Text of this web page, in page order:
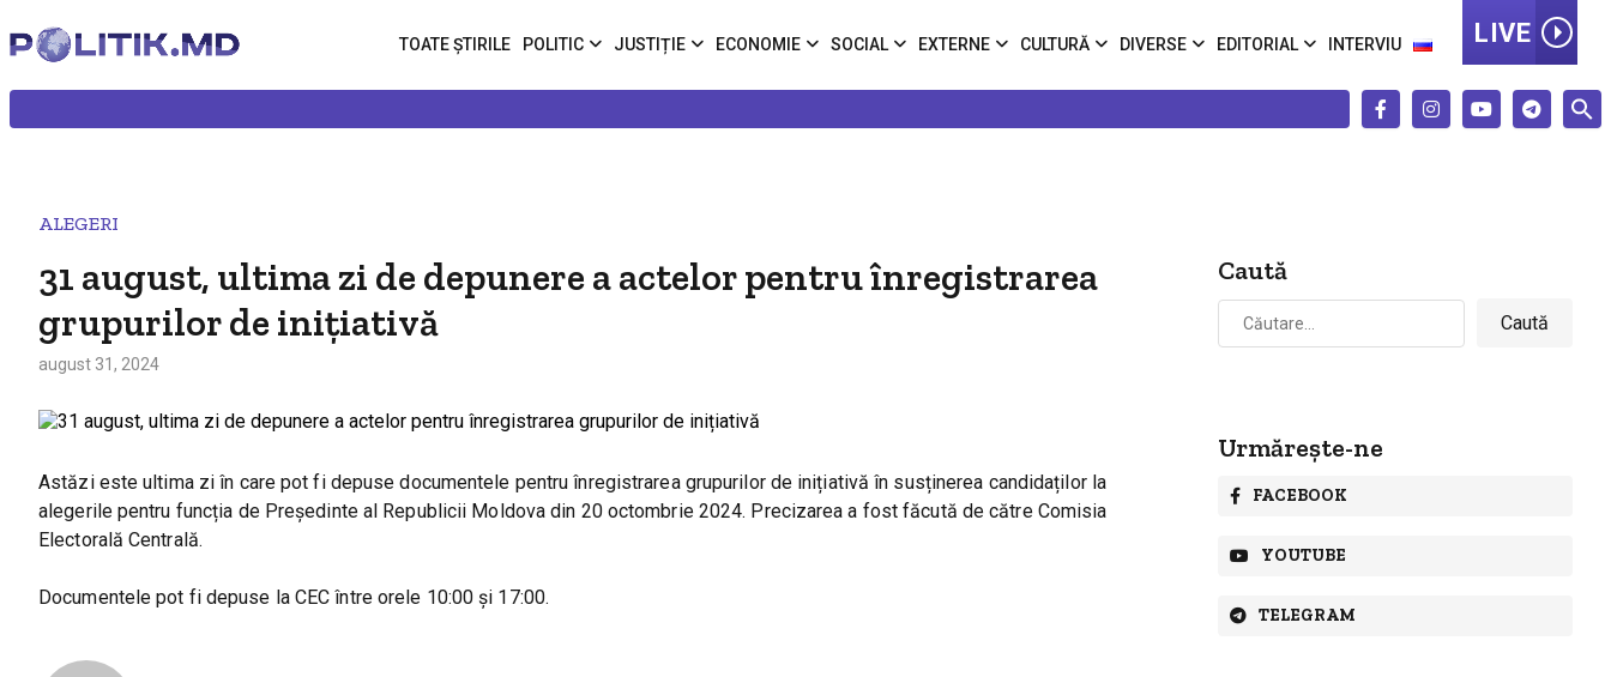
TOATE ȘTIRILE POLITIC JUSTIȚIE ECONOMIE SOCIAL EXTERNE CULTURĂ DIVERSE EDITORIAL INTERVIU LIVE
ALEGERI
31 august, ultima zi de depunere a actelor pentru înregistrarea
grupurilor de inițiativă
august 31, 2024
Astăzi este ultima zi în care pot fi depuse documentele pentru înregistrarea grupurilor de inițiativă în susținerea candidaților la
alegerile pentru funcția de Președinte al Republicii Moldova din 20 octombrie 2024. Precizarea a fost făcută de către Comisia
Electorală Centrală.
Documentele pot fi depuse la CEC între orele 10:00 și 17:00.
Caută
Caută
după:
Urmărește-ne
FACEBOOK
YOUTUBE
TELEGRAM